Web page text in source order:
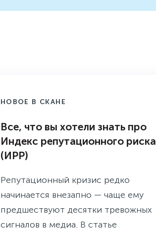
НОВОЕ В СКАНЕ
Все, что вы хотели знать про
Индекс репутационного риска
(ИРР)
Репутационный кризис редко
начинается внезапно — чаще ему
предшествуют десятки тревожных
сигналов в медиа. В статье